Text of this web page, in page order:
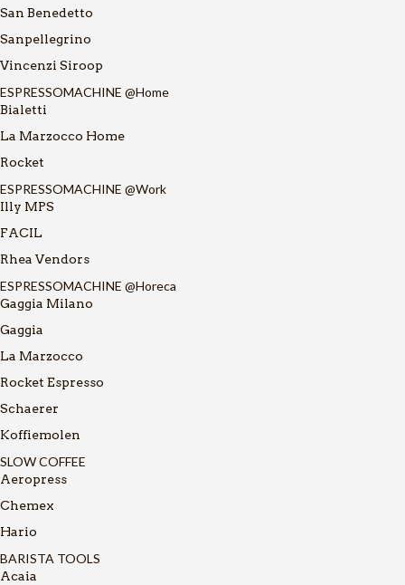
San Benedetto
Sanpellegrino
Vincenzi Siroop
ESPRESSOMACHINE @Home
Bialetti
La Marzocco Home
Rocket
ESPRESSOMACHINE @Work
Illy MPS
FACIL
Rhea Vendors
ESPRESSOMACHINE @Horeca
Gaggia Milano
Gaggia
La Marzocco
Rocket Espresso
Schaerer
Koffiemolen
SLOW COFFEE
Aeropress
Chemex
Hario
BARISTA TOOLS
Acaia